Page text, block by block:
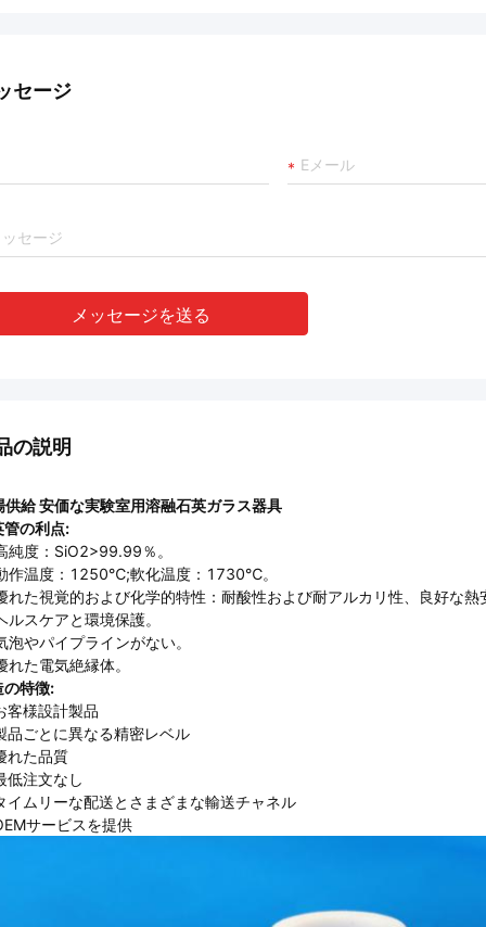
セージ
メッセージを送る
の説明
供給 安価な実験室用溶融石英ガラス器具
管の利点:
純度：SiO2>99.99％。
作温度：1250℃;軟化温度：1730℃。
れた視覚的および化学的特性：耐酸性および耐アルカリ性、良好な熱
ルスケアと環境保護。
泡やパイプラインがない。
れた電気絶縁体。
の特徴:
客様設計製品
品ごとに異なる精密レベル
れた品質
低注文なし
イムリーな配送とさまざまな輸送チャネル
サービスを提供